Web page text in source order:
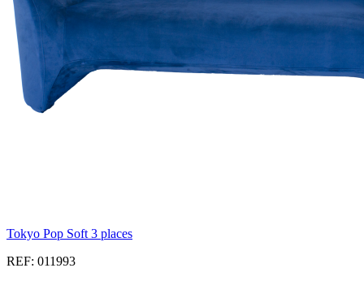
Tokyo Pop Soft 3 places
REF: 011993